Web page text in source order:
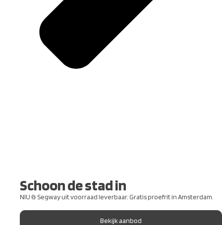
Schoon de stad in
NIU & Segway uit voorraad leverbaar. Gratis proefrit in Amsterdam.
Bekijk aanbod